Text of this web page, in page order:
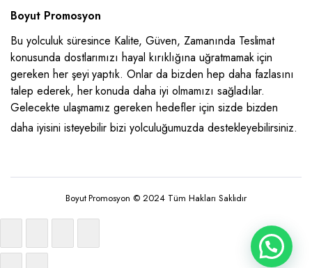
Boyut Promosyon
Bu yolculuk süresince Kalite, Güven, Zamanında Teslimat
konusunda dostlarımızı hayal kırıklığına uğratmamak için
gereken her şeyi yaptık. Onlar da bizden hep daha fazlasını
talep ederek, her konuda daha iyi olmamızı sağladılar.
Gelecekte ulaşmamız gereken hedefler için sizde bizden
daha iyisini isteyebilir bizi yolculuğumuzda destekleyebilirsiniz.
Boyut Promosyon © 2024 Tüm Hakları Saklıdır